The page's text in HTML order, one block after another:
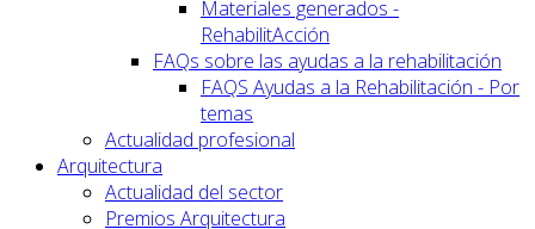
Materiales generados -
RehabilitAcción
FAQs sobre las ayudas a la rehabilitación
FAQS Ayudas a la Rehabilitación - Por
temas
Actualidad profesional
Arquitectura
Actualidad del sector
Premios Arquitectura